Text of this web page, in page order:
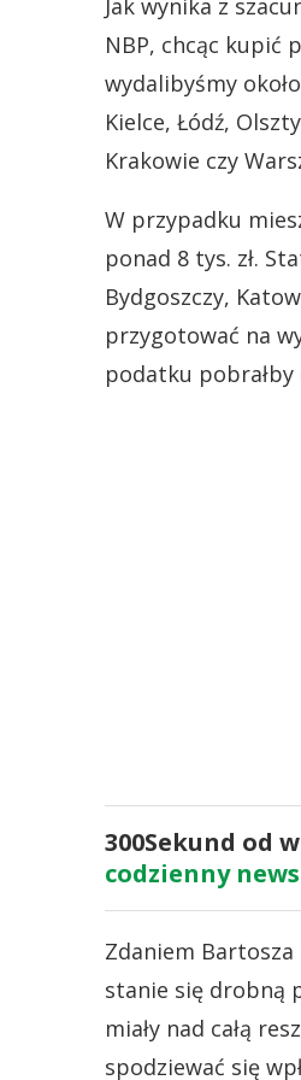
Jak wynika z
NBP, chcąc kupić
wydalibyśmy
Kielce, Łódź,
Krakowie czy
W przypadku
ponad 8 tys. zł.
Bydgoszczy,
przygotować na
podatku pobrałby
300Sekund od
codzienny
Zdaniem
stanie się drobną
miały nad całą
spodziewać się